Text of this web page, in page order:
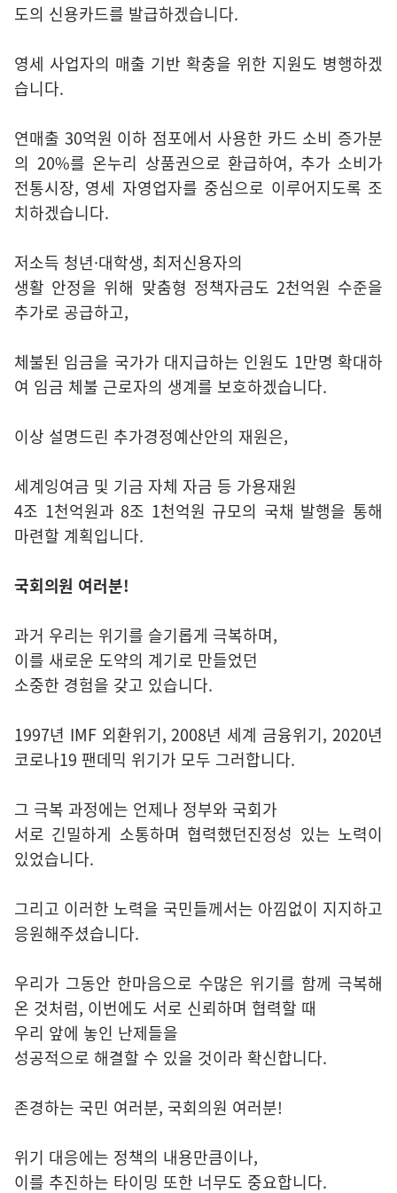
도의 신용카드를 발급하겠습니다.
영세 사업자의 매출 기반 확충을 위한 지원도 병행하겠
습니다.
연매출 30억원 이하 점포에서 사용한 카드 소비 증가분
의 20%를 온누리 상품권으로 환급하여, 추가 소비가
전통시장, 영세 자영업자를 중심으로 이루어지도록 조
치하겠습니다.
저소득 청년·대학생, 최저신용자의
생활 안정을 위해 맞춤형 정책자금도 2천억원 수준을
추가로 공급하고,
체불된 임금을 국가가 대지급하는 인원도 1만명 확대하
여 임금 체불 근로자의 생계를 보호하겠습니다.
이상 설명드린 추가경정예산안의 재원은,
세계잉여금 및 기금 자체 자금 등 가용재원
4조 1천억원과 8조 1천억원 규모의 국채 발행을 통해
마련할 계획입니다.
국회의원 여러분!
과거 우리는 위기를 슬기롭게 극복하며,
이를 새로운 도약의 계기로 만들었던
소중한 경험을 갖고 있습니다.
1997년 IMF 외환위기, 2008년 세계 금융위기, 2020년
코로나19 팬데믹 위기가 모두 그러합니다.
그 극복 과정에는 언제나 정부와 국회가
서로 긴밀하게 소통하며 협력했던진정성 있는 노력이
있었습니다.
그리고 이러한 노력을 국민들께서는 아낌없이 지지하고
응원해주셨습니다.
우리가 그동안 한마음으로 수많은 위기를 함께 극복해
온 것처럼, 이번에도 서로 신뢰하며 협력할 때
우리 앞에 놓인 난제들을
성공적으로 해결할 수 있을 것이라 확신합니다.
존경하는 국민 여러분, 국회의원 여러분!
위기 대응에는 정책의 내용만큼이나,
이를 추진하는 타이밍 또한 너무도 중요합니다.